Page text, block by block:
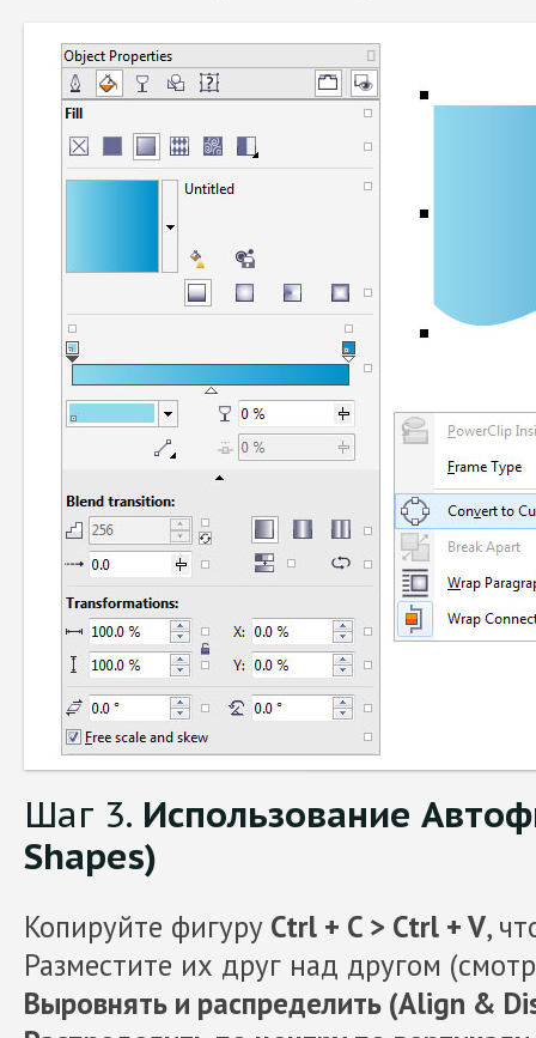
Шаг 3. Использование
Shapes)
Копируйте фигуру Ctrl + C > Ctrl + V,
Разместите их друг над другом
Выровнять и распределить (Align &